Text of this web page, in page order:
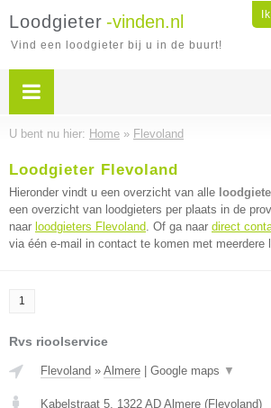
Loodgieter -vinden.nl
Vind een loodgieter bij u in de buurt!
U bent nu hier: Home » Flevoland
Loodgieter Flevoland
Hieronder vindt u een overzicht van alle
een overzicht van loodgieters per plaats in de
naar loodgieters Flevoland. Of ga naar direct
via één e-mail in contact te komen met meerdere
1
Rvs rioolservice
Flevoland » Almere Google maps ▼
Kabelstraat 5, 1322 AD Almere (Flevoland)